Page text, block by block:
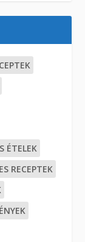
ÉTELEK
RECEPTEK